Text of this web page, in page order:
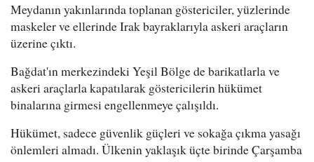
Meydanın yakınlarında toplanan göstericiler, yüzlerinde
maskeler ve ellerinde Irak bayraklarıyla askeri araçların
üzerine çıktı.
Bağdat'ın merkezindeki Yeşil Bölge de barikatlarla ve
askeri araçlarla kapatılarak göstericilerin hükümet
binalarına girmesi engellenmeye çalışıldı.
Hükümet, sadece güvenlik güçleri ve sokağa çıkma yasağı
önlemleri almadı. Ülkenin yaklaşık üçte birinde Çarşamba